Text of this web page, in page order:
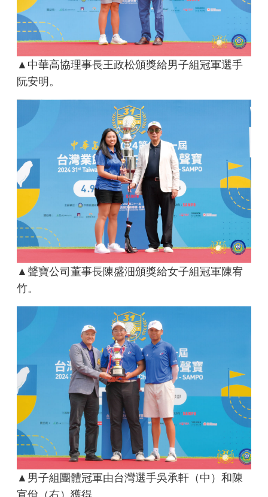
▲中華高協理事長王政松頒獎給男子組冠軍選手
阮安明。
▲聲寶公司董事長陳盛沺頒獎給女子組冠軍陳宥
竹。
▲男子組團體冠軍由台灣選手吳承軒（中）和陳